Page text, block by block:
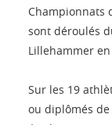
Championnats
sont déroulés
Lillehammer en
Sur les 19
ou diplômés de